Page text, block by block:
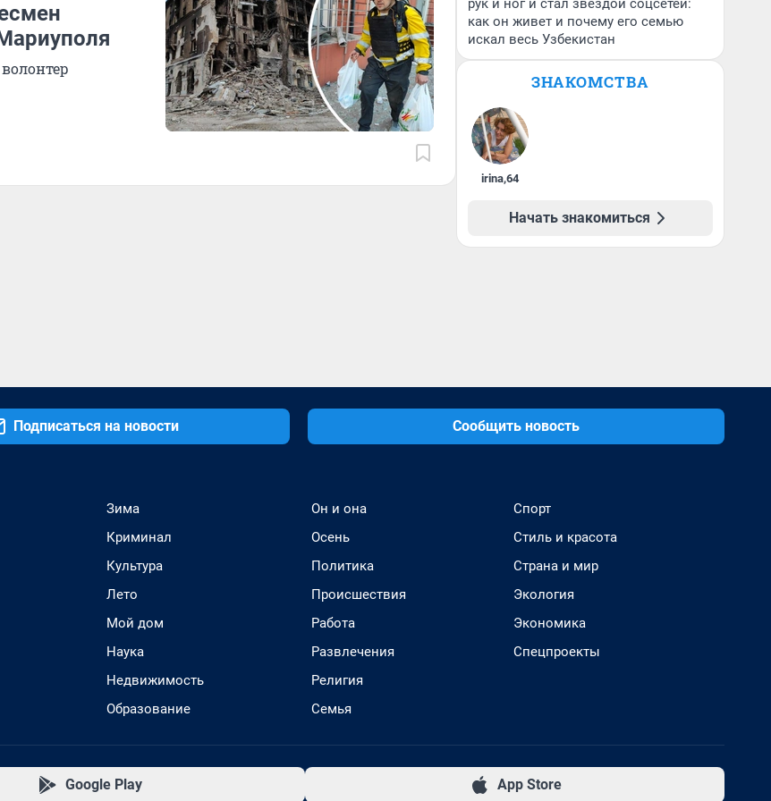
рук и ног и стал звездой соцсетей:
как он живет и почему его семью
искал весь Узбекистан
ЗНАКОМСТВА
irina,64
Начать знакомиться
Подписаться на новости Сообщить новость
Зима
Криминал
Культура
Лето
Мой дом
Наука
Недвижимость
Образование
Он и она
Осень
Политика
Происшествия
Работа
Развлечения
Религия
Семья
Спорт
Стиль и красота
Страна и мир
Экология
Экономика
Спецпроекты
Google Play App Store